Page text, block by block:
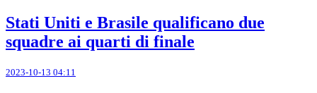
Stati Uniti e Brasile qualificano due
squadre ai quarti di finale
2023-10-13 04:11